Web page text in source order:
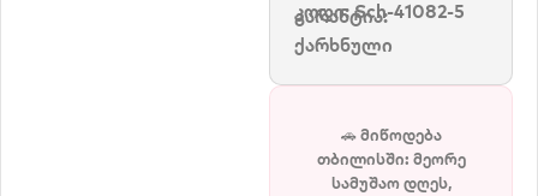
კოდი:Sch-41082-5
გარანტია:
ქარხნული
🚗 მიწოდება
თბილისში: მეორე
სამუშაო დღეს,